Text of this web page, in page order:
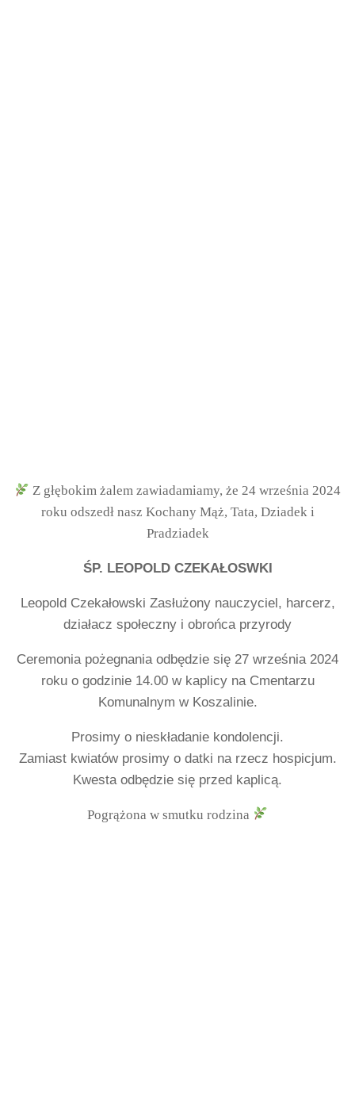
Z głębokim żalem zawiadamiamy, że 24 września 2024
roku odszedł nasz Kochany Mąż, Tata, Dziadek i
Pradziadek
ŚP. LEOPOLD CZEKAŁOSWKI
Leopold Czekałowski Zasłużony nauczyciel, harcerz,
działacz społeczny i obrońca przyrody
Ceremonia pożegnania odbędzie się 27 września 2024
roku o godzinie 14.00 w kaplicy na Cmentarzu
Komunalnym w Koszalinie.
Prosimy o nieskładanie kondolencji.
Zamiast kwiatów prosimy o datki na rzecz hospicjum.
Kwesta odbędzie się przed kaplicą.
Pogrążona w smutku rodzina